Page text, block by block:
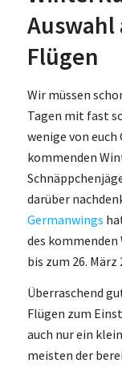
Auswahl
Flügen
Wir müssen
Tagen mit fast
wenige von euch
kommenden
darüber
Germanwings
des
bis zum 26.
Überraschend
Flügen zum
auch nur ein
meisten der